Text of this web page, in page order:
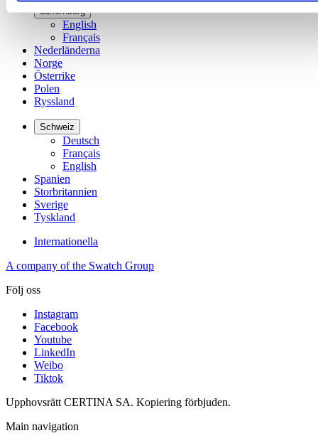
Luxemburg
English
Français
Nederländerna
Norge
Österrike
Polen
Ryssland
Schweiz
Deutsch
Français
English
Spanien
Storbritannien
Sverige
Tyskland
Internationella
A company of the Swatch Group
Följ oss
Instagram
Facebook
Youtube
LinkedIn
Weibo
Tiktok
Upphovsrätt CERTINA SA. Kopiering förbjuden.
Main navigation